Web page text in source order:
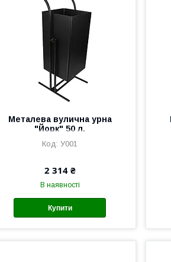
Металева вулична урна
"Йорк" 50 л.
У001
2 314 ₴
В наявності
Купити